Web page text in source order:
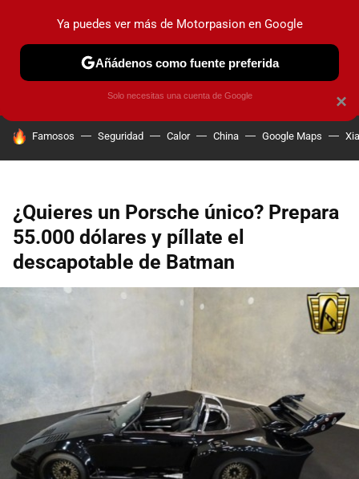
PRUEBAS COCHES ELÉCTRICOS OBSERVATORIO
HOY SE HABLA DE
Famosos Seguridad Calor China Google Maps
¿Quieres un Porsche único? Prepara
55.000 dólares y píllate el
descapotable de Batman
×
Ya puedes ver más de Motorpasion en Google
Añádenos como fuente preferida
Solo necesitas una cuenta de Google